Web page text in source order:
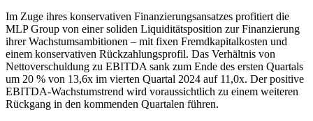
Im Zuge ihres konservativen Finanzierungsansatzes profitiert die
MLP Group von einer soliden Liquiditätsposition zur Finanzierung
ihrer Wachstumsambitionen – mit fixen Fremdkapitalkosten und
einem konservativen Rückzahlungsprofil. Das Verhältnis von
Nettoverschuldung zu EBITDA sank zum Ende des ersten Quartals
um 20 % von 13,6x im vierten Quartal 2024 auf 11,0x. Der positive
EBITDA-Wachstumstrend wird voraussichtlich zu einem weiteren
Rückgang in den kommenden Quartalen führen.